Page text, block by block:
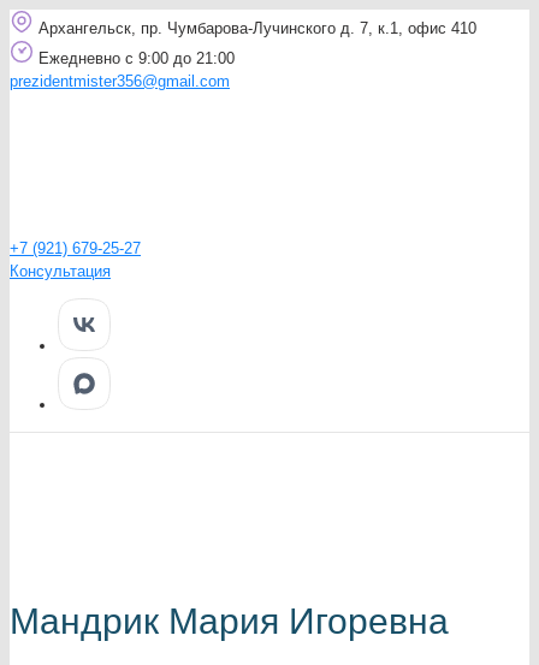
Архангельск, пр. Чумбарова-Лучинского д. 7, к.1, офис 410
Ежедневно с 9:00 до 21:00
prezidentmister356@gmail.com
+7 (921) 679-25-27
Консультация
Мандрик Мария Игоревна